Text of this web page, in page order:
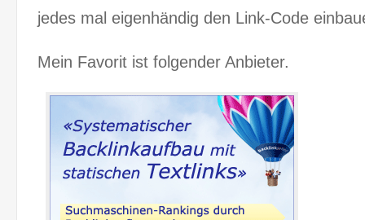
jedes mal eigenhändig den Link-Code
Mein Favorit ist folgender Anbieter.